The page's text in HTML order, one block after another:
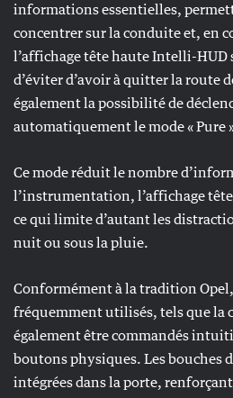
informations essentielles,
concentrer sur la conduite et, en
l’affichage tête haute Intelli-HUD
d’éviter d’avoir à quitter la route
également la possibilité de
automatiquement le mode « Pure
Ce mode réduit le nombre
l’instrumentation, l’affichage
ce qui limite d’autant les
nuit ou sous la pluie.
Conformément à la tradition Opel,
fréquemment utilisés, tels que la
également être commandés
boutons physiques. Les bouches
intégrées dans la porte,